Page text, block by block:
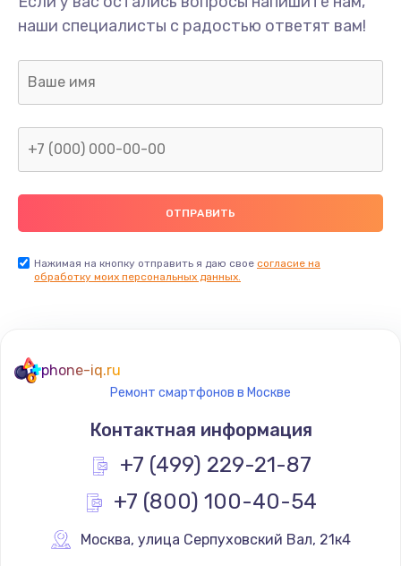
Замена тачскрина/сенсора телефона
Заказать
Замена аккумулятора/батареи телефона
Заказать
Ремонт корпуса телефона
Заказать
645 руб.
наши специалисты с радостью ответят вам!
Нажимая на кнопку отправить я даю свое согласие на
обработку моих персональных данных.
phone-iq.ru
Ремонт смартфонов в Москве
Контактная информация
+7 (499) 229-21-87
+7 (800) 100-40-54
Москва, улица Серпуховский Вал, 21к4